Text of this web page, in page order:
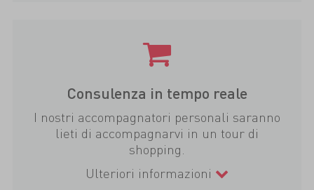
Consulenza in tempo reale
I nostri accompagnatori personali saranno
lieti di accompagnarvi in un tour di
shopping.
Ulteriori informazioni